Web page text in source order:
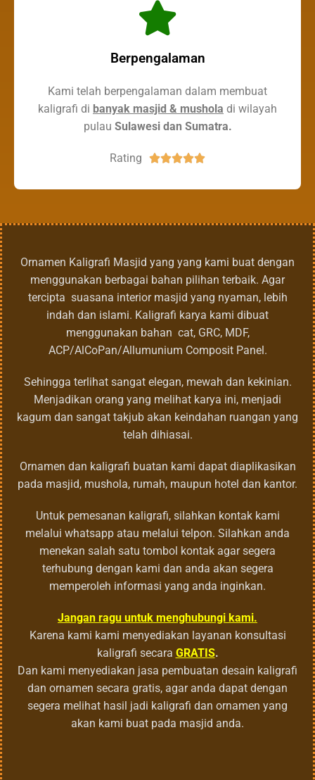
Berpengalaman
Kami telah berpengalaman dalam membuat
kaligrafi di banyak masjid & mushola di wilayah
pulau Sulawesi dan Sumatra.
Rating 
Ornamen Kaligrafi Masjid yang yang kami buat dengan
menggunakan berbagai bahan pilihan terbaik. Agar
tercipta suasana interior masjid yang nyaman, lebih
indah dan islami. Kaligrafi karya kami dibuat
menggunakan bahan cat, GRC, MDF,
ACP/AlCoPan/Allumunium Composit Panel.
Sehingga terlihat sangat elegan, mewah dan kekinian.
Menjadikan orang yang melihat karya ini, menjadi
kagum dan sangat takjub akan keindahan ruangan yang
telah dihiasai.
Ornamen dan kaligrafi buatan kami dapat diaplikasikan
pada masjid, mushola, rumah, maupun hotel dan kantor.
Untuk pemesanan kaligrafi, silahkan kontak kami
melalui whatsapp atau melalui telpon. Silahkan anda
menekan salah satu tombol kontak agar segera
terhubung dengan kami dan anda akan segera
memperoleh informasi yang anda inginkan.
Jangan ragu untuk menghubungi kami.
Karena kami kami menyediakan layanan konsultasi
kaligrafi secara GRATIS.
Dan kami menyediakan jasa pembuatan desain kaligrafi
dan ornamen secara gratis, agar anda dapat dengan
segera melihat hasil jadi kaligrafi dan ornamen yang
akan kami buat pada masjid anda.